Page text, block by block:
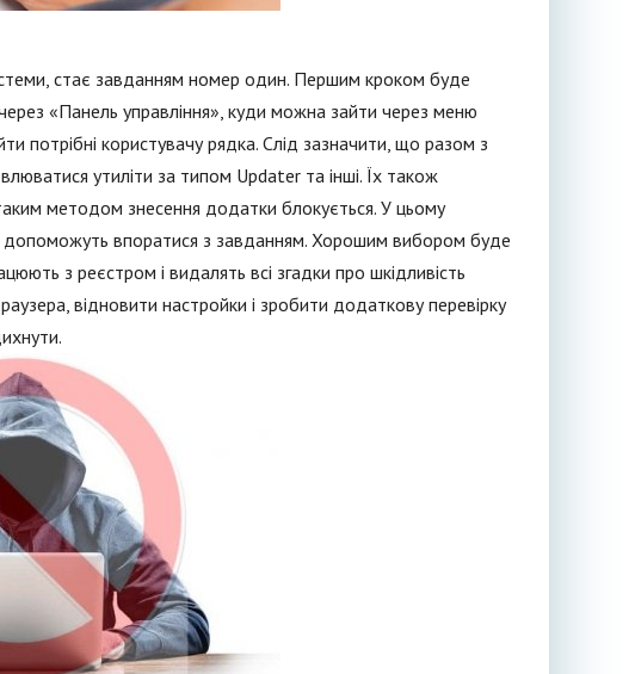
стає завданням номер один. Першим кроком буде
«Панель управління», куди можна зайти через меню
потрібні користувачу рядка. Слід зазначити, що разом з
утиліти за типом Updater та інші. Їх також
методом знесення додатки блокується. У цьому
допоможуть впоратися з завданням. Хорошим вибором буде
з реєстром і видалять всі згадки про шкідливість
відновити настройки і зробити додаткову перевірку